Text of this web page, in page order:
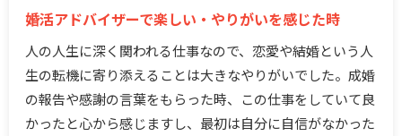
婚活アドバイザーで楽しい・やりがいを感じた時
人の人生に深く関われる仕事なので、恋愛や結婚という人
生の転機に寄り添えることは大きなやりがいでした。成婚
の報告や感謝の言葉をもらった時、この仕事をしていて良
かったと心から感じますし、最初は自分に自信がなかった